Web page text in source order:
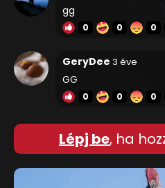
gg
0 0 0
GeryDee 3 éve
GG
0 0 0
Lépj be, ha